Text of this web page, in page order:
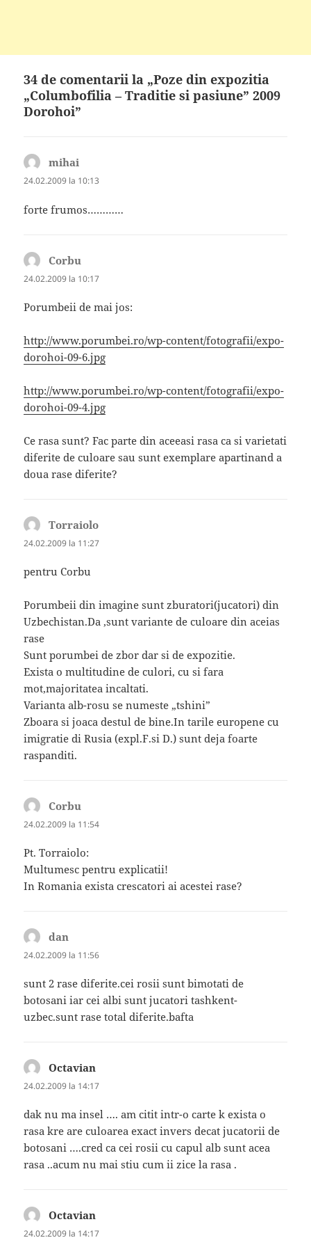
34 de comentarii la „Poze din expozitia
„Columbofilia – Traditie si pasiune” 2009
Dorohoi”
mihai
24.02.2009 la 10:13
forte frumos…………
Corbu
24.02.2009 la 10:17
Porumbeii de mai jos:
http://www.porumbei.ro/wp-content/fotografii/expo-
dorohoi-09-6.jpg
http://www.porumbei.ro/wp-content/fotografii/expo-
dorohoi-09-4.jpg
Ce rasa sunt? Fac parte din aceeasi rasa ca si varietati
diferite de culoare sau sunt exemplare apartinand a
doua rase diferite?
Torraiolo
24.02.2009 la 11:27
pentru Corbu
Porumbeii din imagine sunt zburatori(jucatori) din
Uzbechistan.Da ,sunt variante de culoare din aceias
rase
Sunt porumbei de zbor dar si de expozitie.
Exista o multitudine de culori, cu si fara
mot,majoritatea incaltati.
Varianta alb-rosu se numeste „tshini”
Zboara si joaca destul de bine.In tarile europene cu
imigratie di Rusia (expl.F.si D.) sunt deja foarte
raspanditi.
Corbu
24.02.2009 la 11:54
Pt. Torraiolo:
Multumesc pentru explicatii!
In Romania exista crescatori ai acestei rase?
dan
24.02.2009 la 11:56
sunt 2 rase diferite.cei rosii sunt bimotati de
botosani iar cei albi sunt jucatori tashkent-
uzbec.sunt rase total diferite.bafta
Octavian
24.02.2009 la 14:17
dak nu ma insel …. am citit intr-o carte k exista o
rasa kre are culoarea exact invers decat jucatorii de
botosani ….cred ca cei rosii cu capul alb sunt acea
rasa ..acum nu mai stiu cum ii zice la rasa .
Octavian
24.02.2009 la 14:17